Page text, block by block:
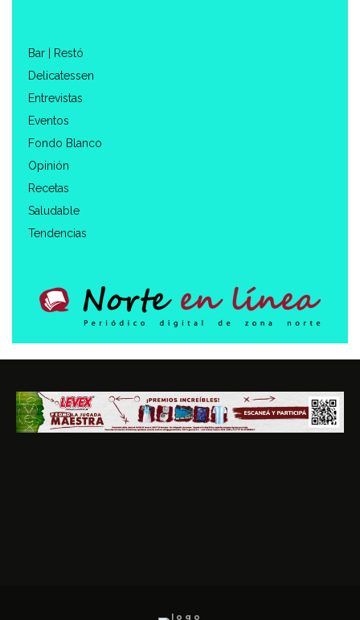
Bar | Restó
Delicatessen
Entrevistas
Eventos
Fondo Blanco
Opinión
Recetas
Saludable
Tendencias